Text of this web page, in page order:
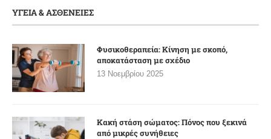
ΥΓΕΙΑ & ΑΣΘΕΝΕΙΕΣ
Φυσικοθεραπεία: Κίνηση με σκοπό,
αποκατάσταση με σχέδιο
13 Νοεμβρίου 2025
Κακή στάση σώματος: Πόνος που ξεκινά
από μικρές συνήθειες